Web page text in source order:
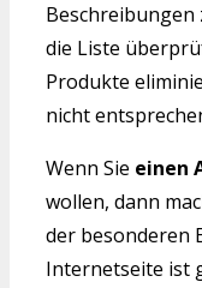
Beschreibungen
die Liste
Produkte
nicht
Wenn Sie einen
wollen, dann
der besonderen
Internetseite ist